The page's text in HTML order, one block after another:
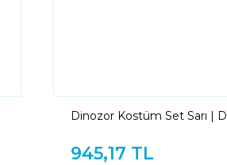
Dinozor Kostüm Set Sarı |
945,17 TL